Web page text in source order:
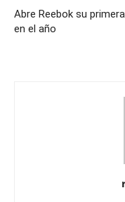
Abre Reebok su
en el año